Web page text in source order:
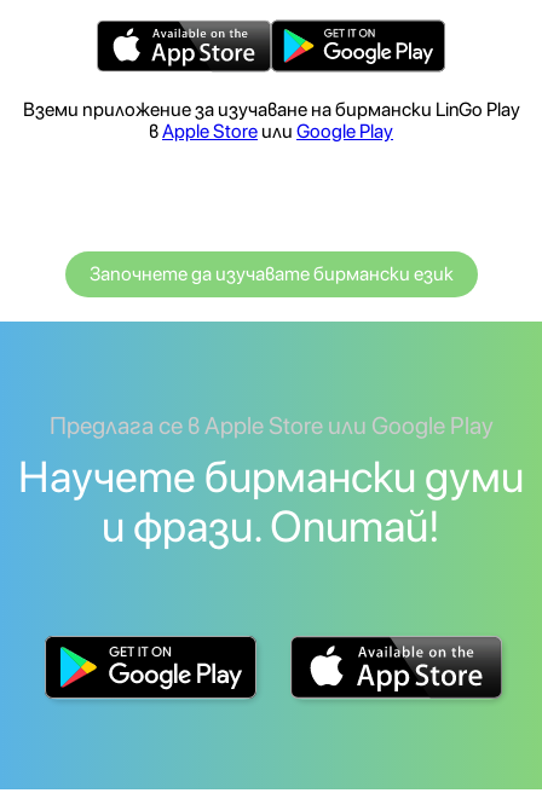
Вземи приложение за изучаване на бирмански LinGo Play
вApple Store или Google Play
Започнете да изучавате бирмански език
Предлага се в Apple Store или Google Play
Научете бирмански думи
и фрази. Опитай!